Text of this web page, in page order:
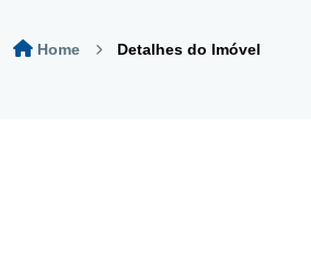
Home Detalhes do Imóvel